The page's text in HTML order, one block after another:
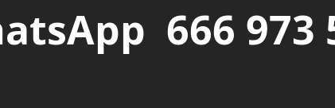
666 973